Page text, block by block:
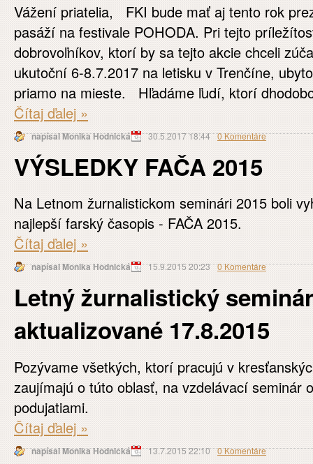
Vážení priatelia, FKI bude mať aj tento rok
pasáží na festivale POHODA. Pri tejto
dobrovoľníkov, ktorí by sa tejto akcie chceli
ukutoční 6-8.7.2017 na letisku v Trenčíne,
priamo na mieste. Hľadáme ľudí, ktorí
Čítaj ďalej »
napísal Monika Hodnická 30.5.2017 18:44 0 Komentáre
VÝSLEDKY FAČA 2015
Na Letnom žurnalistickom seminári 2015 boli
najlepší farský časopis - FAČA 2015.
Čítaj ďalej »
napísal Monika Hodnická 15.9.2015 20:23 0 Komentáre
Letný žurnalistický
aktualizované 17.8.2015
Pozývame všetkých, ktorí pracujú v
zaujímajú o túto oblasť, na vzdelávací seminár
podujatiami.
Čítaj ďalej »
napísal Monika Hodnická 13.7.2015 22:10 0 Komentáre